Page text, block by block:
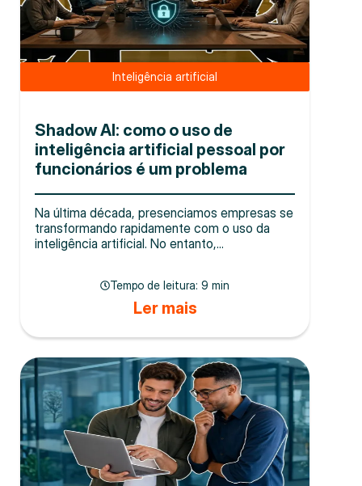
Inteligência artificial
Shadow AI: como o uso de
inteligência artificial pessoal por
funcionários é um problema
Na última década, presenciamos empresas se
transformando rapidamente com o uso da
inteligência artificial. No entanto,...
Tempo de leitura:9 min
Ler mais